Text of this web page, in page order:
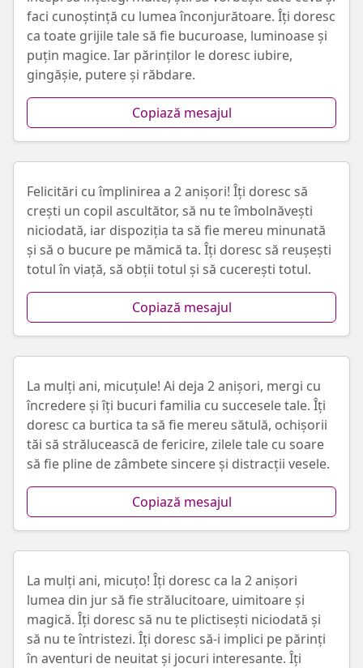
faci cunoștință cu lumea înconjurătoare. Îți doresc
ca toate grijile tale să fie bucuroase, luminoase și
puțin magice. Iar părinților le doresc iubire,
gingășie, putere și răbdare.
Copiază mesajul
Felicitări cu împlinirea a 2 anișori! Îți doresc să
crești un copil ascultător, să nu te îmbolnăvești
niciodată, iar dispoziția ta să fie mereu minunată
și să o bucure pe mămică ta. Îți doresc să reușești
totul în viață, să obții totul și să cucerești totul.
Copiază mesajul
La mulți ani, micuțule! Ai deja 2 anișori, mergi cu
încredere și îți bucuri familia cu succesele tale. Îți
doresc ca burtica ta să fie mereu sătulă, ochișorii
tăi să strălucească de fericire, zilele tale cu soare
să fie pline de zâmbete sincere și distracții vesele.
Copiază mesajul
La mulți ani, micuțo! Îți doresc ca la 2 anișori
lumea din jur să fie strălucitoare, uimitoare și
magică. Îți doresc să nu te plictisești niciodată și
să nu te întristezi. Îți doresc să-i implici pe părinți
în aventuri de neuitat și jocuri interesante. Îți